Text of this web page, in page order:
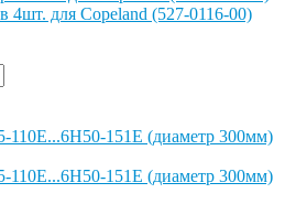
4шт. для Copeland (527-0116-00)